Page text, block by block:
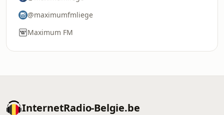
@maximumfmliege
Maximum FM
InternetRadio-Belgie.be